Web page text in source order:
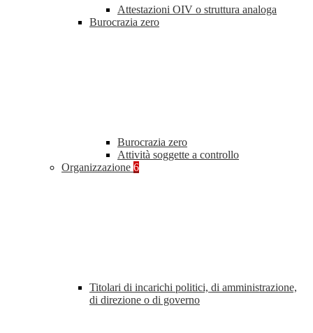
Attestazioni OIV o struttura analoga
Burocrazia zero
Burocrazia zero
Attività soggette a controllo
Organizzazione 6
Titolari di incarichi politici, di amministrazione,
di direzione o di governo